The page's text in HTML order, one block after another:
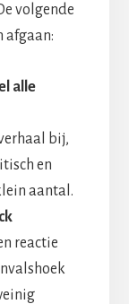
volgende
afgaan:
alle
bij,
en
aantal.
reactie